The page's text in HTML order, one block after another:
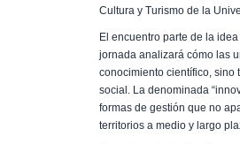
Cultura y Turismo de la
El encuentro parte de la
jornada analizará cómo las
conocimiento científico, sino
social. La denominada
formas de gestión que no
territorios a medio y largo